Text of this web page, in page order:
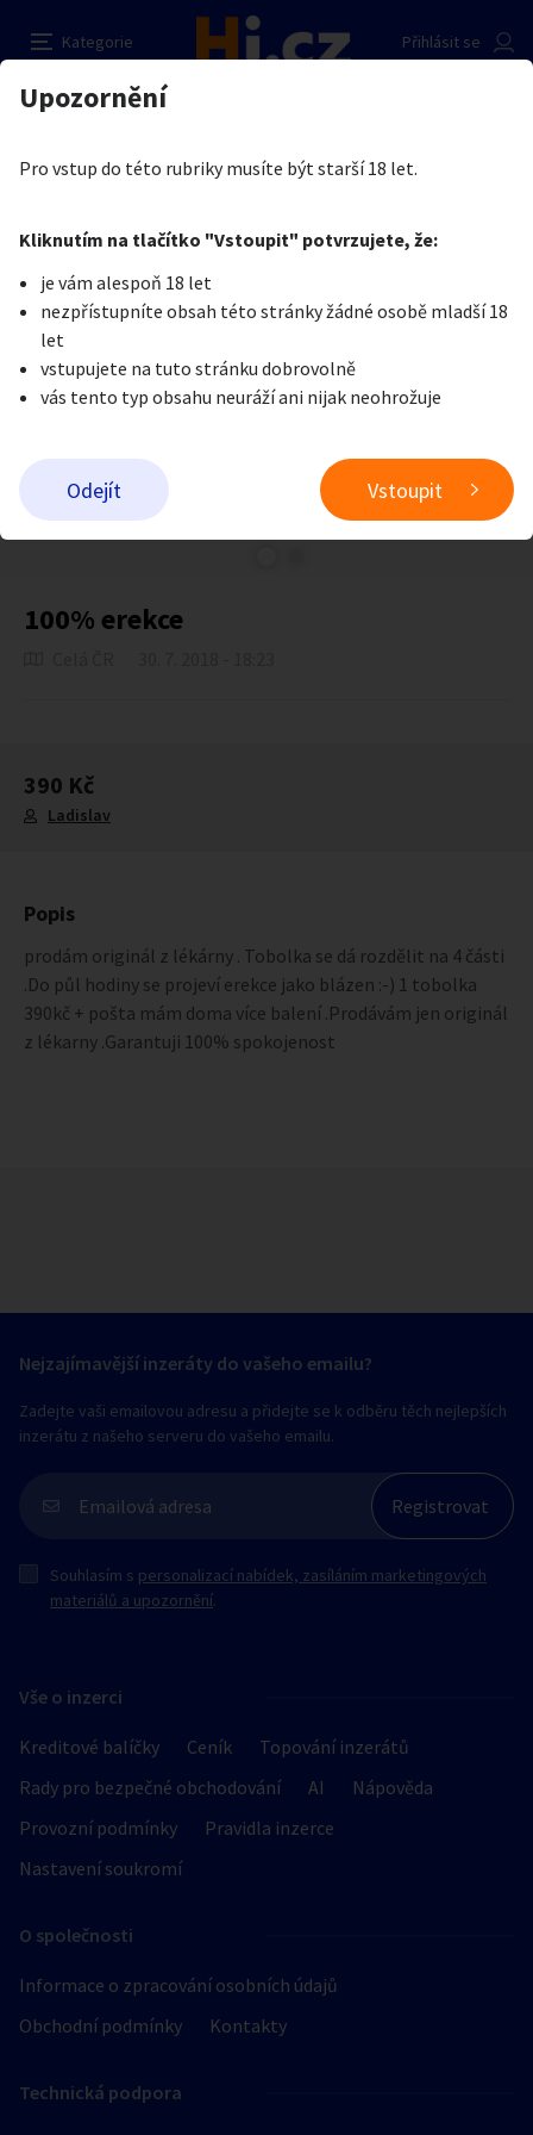
Kategorie
Přihlásit se
Auto-moto
Reality a bydlení Seznamka
Zvířata
Stroje a nářadí PC a elektro Sport a hobby
Sběratelství
Přidat inzerát
Erotika Erotické zboží
Je nám líto, ale tenhle inzerát již není aktuální.
100% erekce
390 Kč
Ladislav
Popis
prodám originál z lékárny . Tobolka se dá rozdělit na 4 části
.Do půl hodiny se projeví erekce jako blázen :-) 1 tobolka
390kč + pošta mám doma více balení .Prodávám jen originál
z lékarny .Garantuji 100% spokojenost
100% erekce
Prodávající
Pošlete uživateli zprávu
Nahlásit inzerát
Vše o inzerci
Kreditové balíčky Ceník
Topování inzerátů
Rady pro bezpečné obchodování
AI
Nápověda
Provozní podmínky
Pravidla inzerce
Nastavení soukromí
O společnosti
Informace o zpracování osobních údajů
Obchodní podmínky
Kontakty
Technická podpora
Nejzajímavější inzeráty do vašeho emailu?
Zadejte vaši emailovou adresu a přidejte se k odběru těch nejlepších
inzerátu z našeho serveru do vašeho emailu.
Souhlasím s personalizací nabídek, zasíláním marketingových
materiálů a upozornění.
Upozornění
Pro vstup do této rubriky musíte být starší 18 let.
Kliknutím na tlačítko "Vstoupit" potvrzujete, že:
je vám alespoň 18 let
nezpřístupníte obsah této stránky žádné osobě mladší 18
let
vstupujete na tuto stránku dobrovolně
vás tento typ obsahu neuráží ani nijak neohrožuje
Odejít Vstoupit